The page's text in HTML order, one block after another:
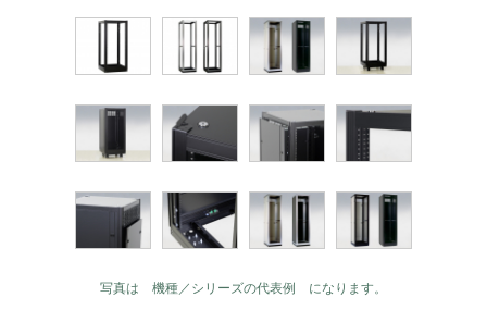
写真は 機種／シリーズの代表例 になります。